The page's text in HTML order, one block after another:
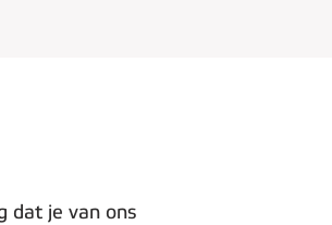
dat je van ons